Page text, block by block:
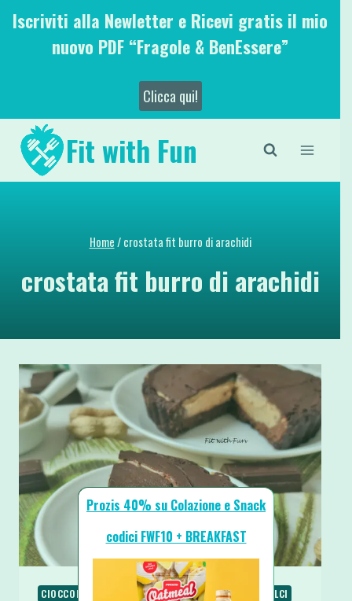
SaltaIscriviti alla Newletter e Ricevi gratis il mio
nuovo PDF “Fragole & BenEssere”
Clicca qui!
Fit with Fun
Home/ crostata fit burro di arachidi
crostata fit burro di arachidi
CIOCCOLATO COLAZIONE RICETTE
RICETTE DOLCI
Prozis 40% su Colazione e Snack
codici FWF10 + BREAKFAST